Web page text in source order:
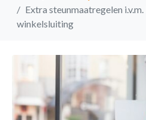
Extra steunmaatregelen
winkelsluiting